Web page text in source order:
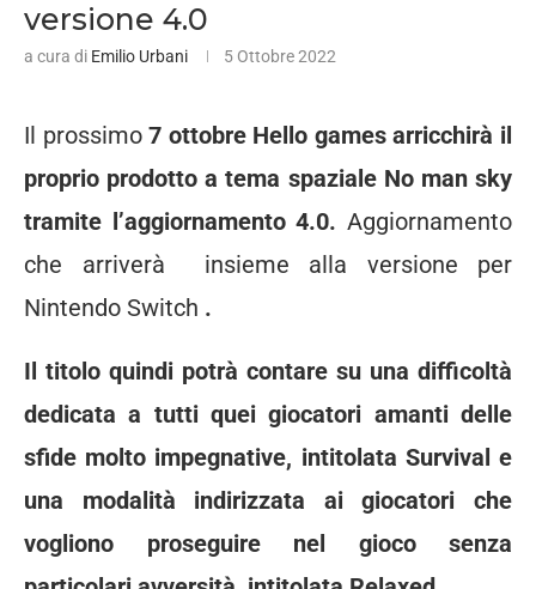
versione 4.0
a cura di Emilio Urbani 5 Ottobre 2022
Il prossimo7 ottobre Hello games arricchirà il
proprio prodotto a tema spaziale No man sky
tramite l’aggiornamento 4.0. Aggiornamento
che arriverà insieme alla versione per
Nintendo Switch .
Il titolo quindi potrà contare su una difficoltà
dedicata a tutti quei giocatori amanti delle
sfide molto impegnative, intitolata Survival e
una modalità indirizzata ai giocatori che
vogliono proseguire nel gioco senza